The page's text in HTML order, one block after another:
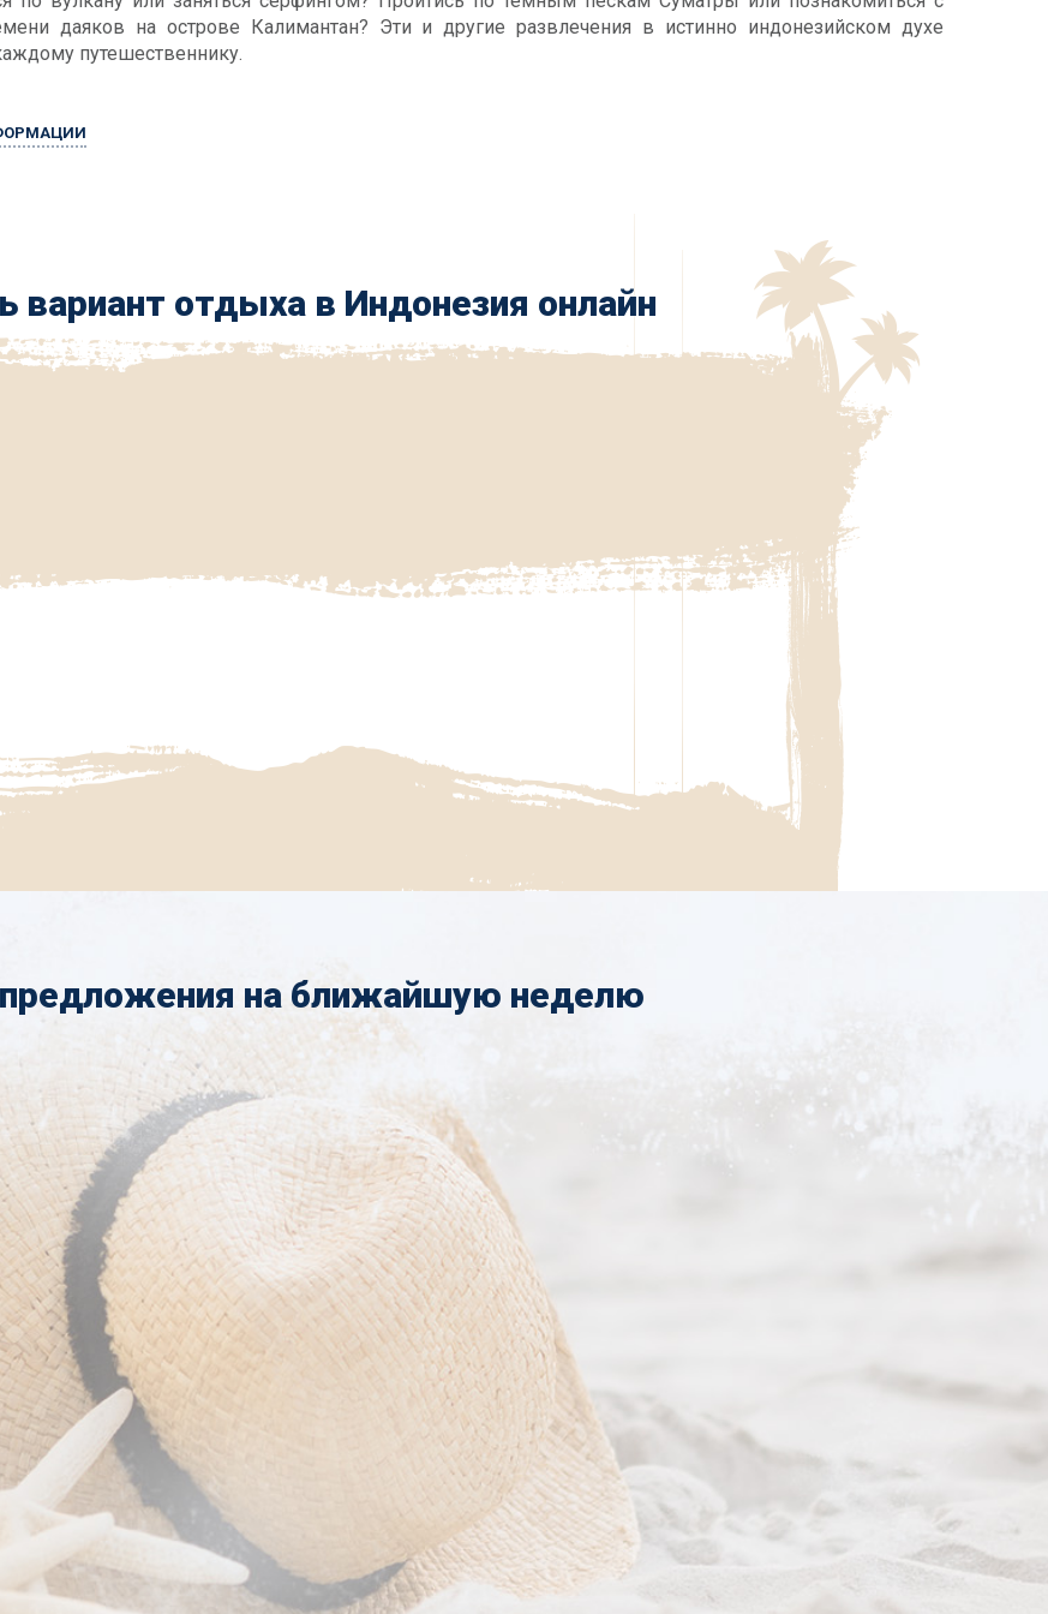
даяков на острове Калимантан? Эти и другие развлечения в истинно индонезийском духе
путешественнику.
вариант отдыха в Индонезия онлайн
на ближайшую неделю